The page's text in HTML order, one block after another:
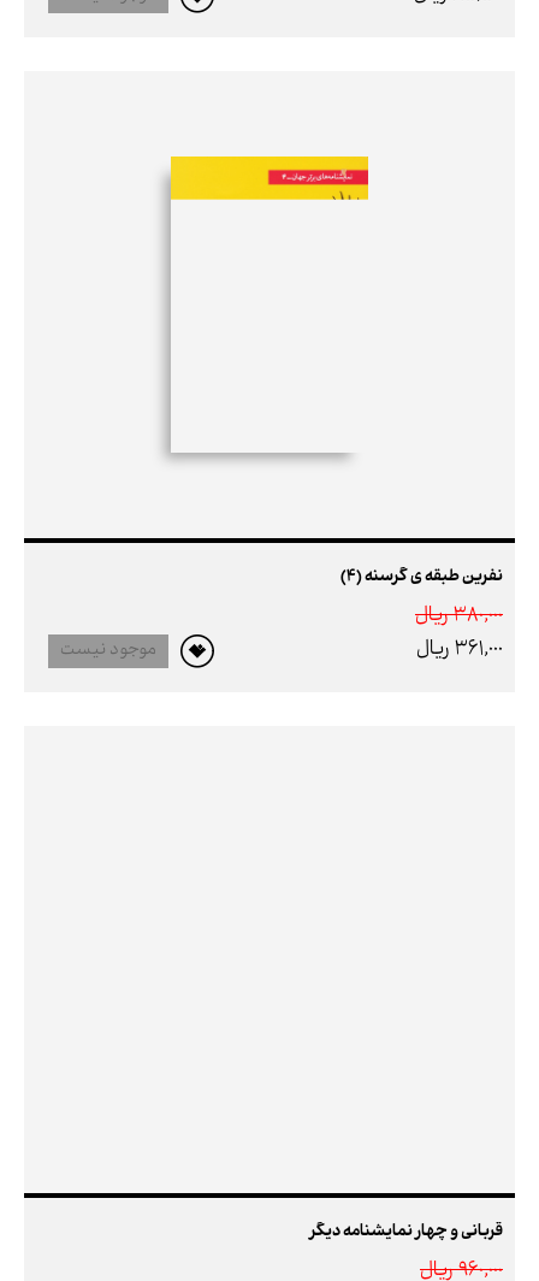
نفرین طبقه‌ ی گرسنه (4)
380,000 ريال
361,000 ريال
موجود نیست
قربانی و چهار نمایشنامه دیگر
960,000 ريال